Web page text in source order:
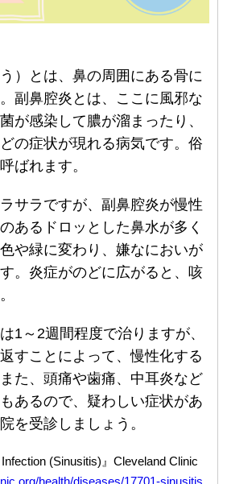
）とは、鼻の周囲にある骨に
副鼻腔炎とは、ここに風邪な
が感染して膿が溜まったり、
の症状が現れる病気です。俗
ばれます。
サラですが、副鼻腔炎が慢性
あるドロッとした鼻水が多く
や緑に変わり、嫌なにおいが
。炎症がのどに広がると、咳
1～2週間程度で治りますが、
すことによって、慢性化する
た、頭痛や歯痛、中耳炎など
あるので、疑わしい症状があ
を受診しましょう。
(Sinusitis)』Cleveland Clinic
health/diseases/17701-sinusitis